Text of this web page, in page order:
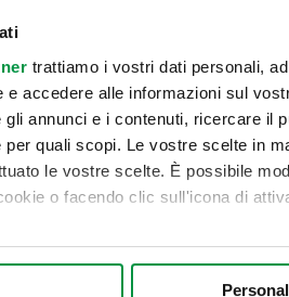
trattiamo i vostri dati personali,
e accedere alle informazioni sul
annunci e i contenuti, ricercare il
quali scopi. Le vostre scelte in
le vostre scelte. È possibile
o facendo clic sull'icona di
anche: